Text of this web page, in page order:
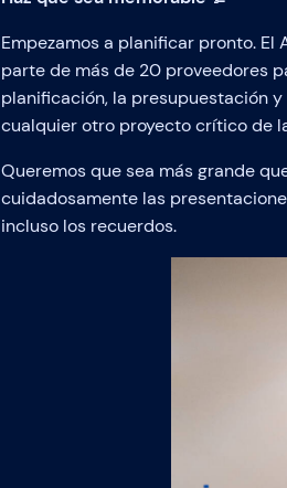
Empezamos a planificar pronto.
parte de más de 20 proveedores
planificación, la presupuestación
cualquier otro proyecto crítico de
Queremos que sea más grande
cuidadosamente las
incluso los recuerdos.